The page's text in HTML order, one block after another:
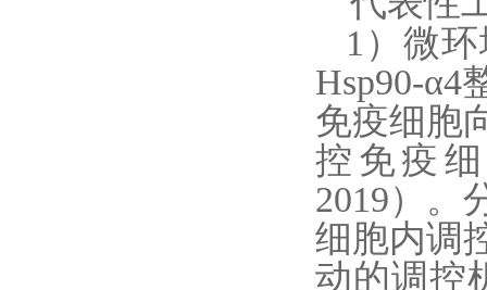
1 ） 微
Hsp90-α4
免疫细胞
控免疫
2019）。
细胞内调
动的调控